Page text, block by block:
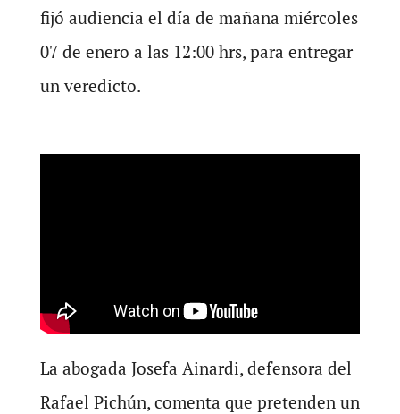
fijó audiencia el día de mañana miércoles
07 de enero a las 12:00 hrs, para entregar
un veredicto.
La abogada Josefa Ainardi, defensora del
Rafael Pichún, comenta que pretenden un